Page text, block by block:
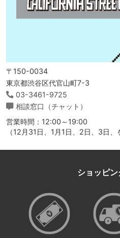
〒150-0034
東京都渋谷区代官山町7-3
03-3461-9725
相談窓口（チャット）
営業時間：12:00～19:00
（12月31日、1月1日、2日、3日、
ショッピ